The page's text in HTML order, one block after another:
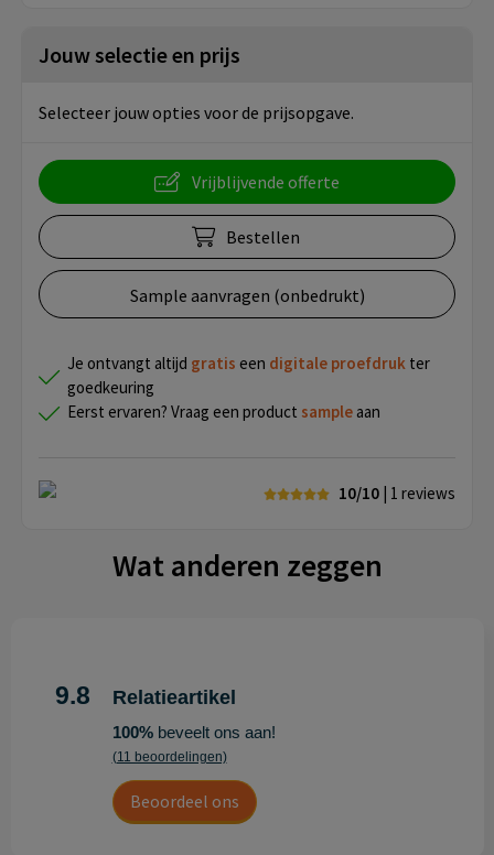
Jouw selectie en prijs
Selecteer jouw opties voor de prijsopgave.
Vrijblijvende offerte
Bestellen
Sample aanvragen (onbedrukt)
Je ontvangt altijd gratis een digitale proefdruk ter
goedkeuring
Eerst ervaren? Vraag een product sample aan
10/10 | 1 reviews
Wat anderen zeggen
9.8 Relatieartikel
100%beveelt ons aan!
(11 beoordelingen)
Beoordeel ons